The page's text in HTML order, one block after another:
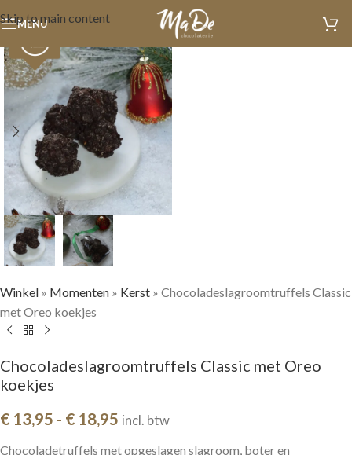
Skip to main content
MENU
Winkel » Momenten » Kerst » Chocoladeslagroomtruffels Classic
met Oreo koekjes
Chocoladeslagroomtruffels Classic met Oreo
koekjes
€ 13,95 - € 18,95 incl. btw
Chocoladetruffels met opgeslagen slagroom, boter en